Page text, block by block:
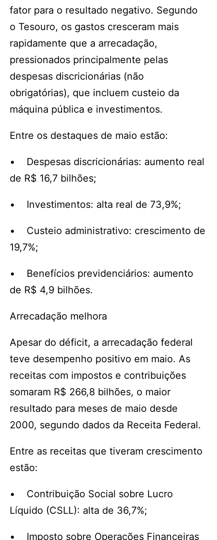
fator para o resultado negativo. Segundo
o Tesouro, os gastos cresceram mais
rapidamente que a arrecadação,
pressionados principalmente pelas
despesas discricionárias (não
obrigatórias), que incluem custeio da
máquina pública e investimentos.
Entre os destaques de maio estão:
• Despesas discricionárias: aumento real
de R$ 16,7 bilhões;
• Investimentos: alta real de 73,9%;
• Custeio administrativo: crescimento de
19,7%;
• Benefícios previdenciários: aumento
de R$ 4,9 bilhões.
Arrecadação melhora
Apesar do déficit, a arrecadação federal
teve desempenho positivo em maio. As
receitas com impostos e contribuições
somaram R$ 266,8 bilhões, o maior
resultado para meses de maio desde
2000, segundo dados da Receita Federal.
Entre as receitas que tiveram crescimento
estão:
• Contribuição Social sobre Lucro
Líquido (CSLL): alta de 36,7%;
• Imposto sobre Operações Financeiras